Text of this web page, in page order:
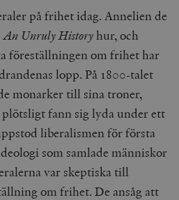
på frihet idag. Annelien de
An Unruly Historyhur, och
föreställningen om frihet har
lopp. På 1800-talet
monarker till sina troner,
fann sig lyda under ett
liberalismen för första
som samlade människor
var skeptiska till
om frihet. De ansåg att